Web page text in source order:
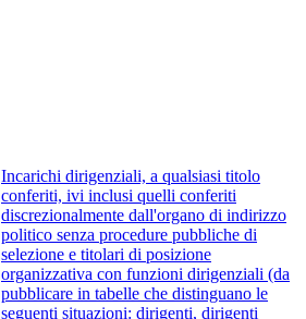
Incarichi dirigenziali, a qualsiasi titolo
conferiti, ivi inclusi quelli conferiti
discrezionalmente dall'organo di indirizzo
politico senza procedure pubbliche di
selezione e titolari di posizione
organizzativa con funzioni dirigenziali (da
pubblicare in tabelle che distinguano le
seguenti situazioni: dirigenti, dirigenti